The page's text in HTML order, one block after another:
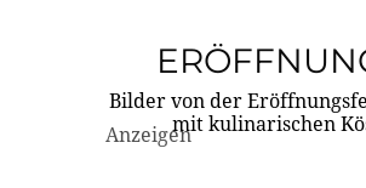
Bilder von der
mit kulinarischen
Anzeigen